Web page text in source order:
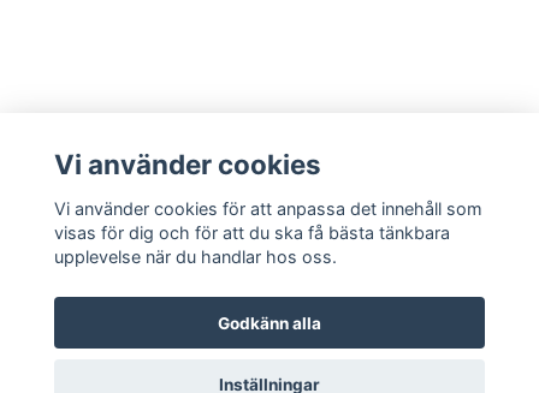
Sociala medier
© 2026 SysarasyrPowered by Quickbutik
Vi använder cookies
Vi använder cookies för att anpassa det innehåll som
visas för dig och för att du ska få bästa tänkbara
upplevelse när du handlar hos oss.
Godkänn alla
Inställningar